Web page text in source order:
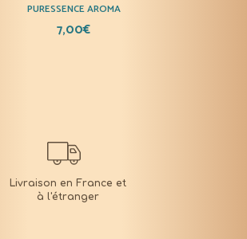
PURESSENCE AROMA
7,00€